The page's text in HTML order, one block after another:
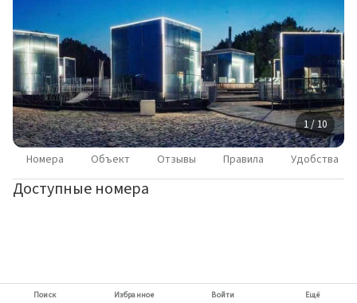
1 / 10
Номера Объект Отзывы Правила Удобства
Доступные номера
Поиск Избранное Войти Ещё